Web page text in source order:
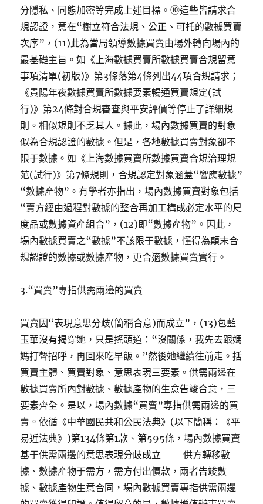
分隱私、同態加密等完成上述目標。⑩這些皆請求合
規認證，意在“樹立符合法規、公正、可托的數據買賣
次序”，(11)此為當局領導數據買賣由場外轉向場內的
最基礎主旨。如《上海數據買賣所數據買賣合規留意
事項清單(初版)》第3條落第4條列出44項合規請求；
《貴陽年夜數據買賣所數據要素暢通買賣規定(試
行)》第24條對合規審查與平安評價等停止了詳細規
則。相似規則不乏其人。據此，場內數據買賣的對象
似為合規認證的數據。但是，各地數據買賣對象卻不
限于數據。如《上海數據買賣所數據買賣合規治理規
范(試行)》第7條規則，合規認定對象涵蓋“響應數據”
“數據產物”。有學者亦指出，場內數據買賣對象包括
“賣方經由過程對數據的整合再加工構成必定水平的尺
度品或數據資產組合”，(12)即“數據產物”。因此，
場內數據買賣之“數據”不該限于數據，懂得為顛末合
規認證的數據或數據產物，更合適數據買賣實行。
3.“買賣”專指供需兩邊的買賣
買賣因“表現意思分歧(簡稱合意)而成立”，(13)包藍
玉華沒有揭穿她，只是搖頭道：“沒關係，我先去跟媽
媽打聲招呼，再回來吃早飯。”然後她繼續往前走。括
買賣主體、買賣對象、意思表現三要素。供需兩邊在
數據買賣所內對數據、數據產物的生意告竣合意，三
要素齊全。是以，場內數據“買賣”專指供需兩邊的買
賣。依循《中華國民共和公民法典》(以下簡稱：《平
易近法典》)第134條第1款、第595條，場內數據買賣
基于供需兩邊的意思表現分歧成立——供方轉移數
據、數據產物于需方，需方付出價款，兩者告竣數
據、數據產物生意合同，場內數據買賣專指供需兩邊